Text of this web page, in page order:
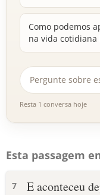
Como podemos
na vida cotidiana
Resta 1 conversa hoje
Esta passagem
7
E aconteceu